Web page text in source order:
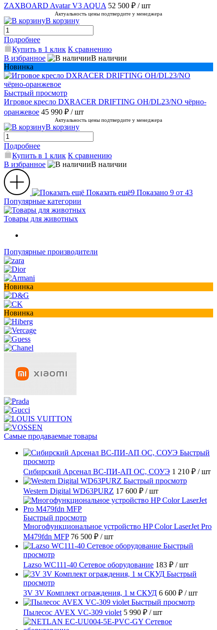
ZAXBOARD Avatar V3 AQUA 52 500 ₽ / шт
Актуальность цены подтвердите у менеджера
В корзину
Подробнее
Купить в 1 клик К сравнению
В избранное
В наличии
Новинка
Быстрый просмотр
Игровое кресло DXRACER DRIFTING OH/DL23/NO чёрно-
оранжевое 45 990 ₽ / шт
Актуальность цены подтвердите у менеджера
В корзину
Подробнее
Купить в 1 клик К сравнению
В избранное
В наличии
Показать ещё9 Показано 9 от 43
Популярные категории
Товары для животных
Популярные производители
Новинка
Новинка
Самые продаваемые товары
Быстрый
просмотр
Сибирский Арсенал ВС-ПИ-АП ОС, СОУЭ 1 210 ₽ / шт
Быстрый просмотр
Western Digital WD63PURZ 17 600 ₽ / шт
Быстрый просмотр
Многофункциональное устройство HP Color LaserJet Pro
M479fdn MFP 76 500 ₽ / шт
Быстрый
просмотр
Lazso WC111-40 Сетевое оборудование 183 ₽ / шт
Быстрый
просмотр
3V 3V Комплект ограждения, 1 м СКУД 6 600 ₽ / шт
Быстрый просмотр
Пылесос AVEX VC-309 violet 5 990 ₽ / шт